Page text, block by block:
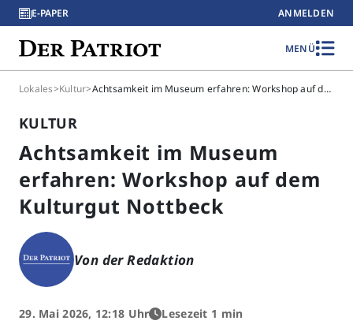
E-PAPER ANMELDEN
MENÜ
Lokales>Kultur> Achtsamkeit im Museum erfahren: Workshop auf dem Kulturgut Nottbeck
KULTUR
Achtsamkeit im Museum
erfahren: Workshop auf dem
Kulturgut Nottbeck
Von der Redaktion
29. Mai 2026, 12:18 Uhr Lesezeit 1 min